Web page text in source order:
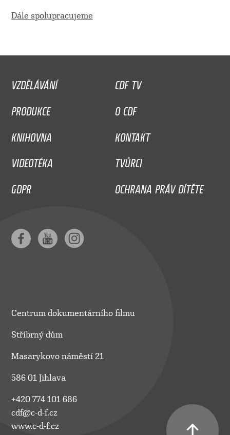
Dále spolupracujeme
VZDĚLÁVÁNÍ
CDF TV
PRODUKCE
O CDF
KNIHOVNA
KONTAKT
VIDEOTÉKA
TVŮRCI
GDPR
OCHRANA PRÁV DÍTĚTE
Centrum dokumentárního filmu
Stříbrný dům
Masarykovo náměstí 21
586 01 Jihlava
+420 774 101 686
cdf@c-d-f.cz
www.c-d-f.cz